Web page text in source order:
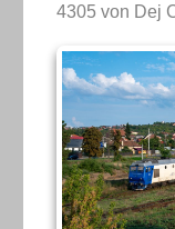
4305 von Dej